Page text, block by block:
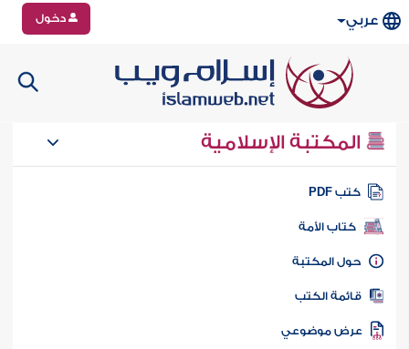
عربي دخول
المكتبة الإسلامية
كتب PDF
كتاب الأمة
المكتبة
الكتب